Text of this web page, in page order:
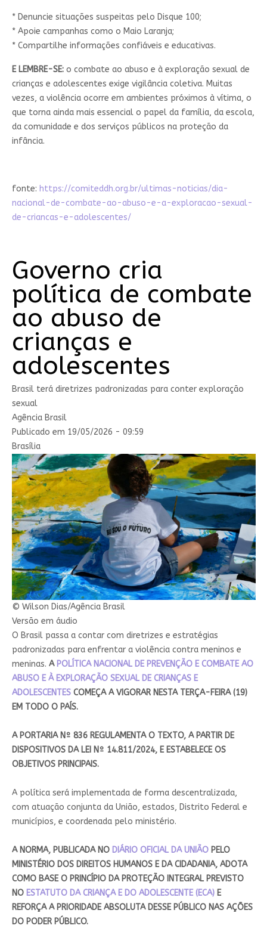
* Denuncie situações suspeitas pelo Disque 100;
* Apoie campanhas como o Maio Laranja;
* Compartilhe informações confiáveis e educativas.
E LEMBRE-SE:o combate ao abuso e à exploração sexual de
crianças e adolescentes exige vigilância coletiva. Muitas
vezes, a violência ocorre em ambientes próximos à vítima, o
que torna ainda mais essencial o papel da família, da escola,
da comunidade e dos serviços públicos na proteção da
infância.
fonte: https://comiteddh.org.br/ultimas-noticias/dia-
nacional-de-combate-ao-abuso-e-a-exploracao-sexual-
de-criancas-e-adolescentes/
Governo cria
política de combate
ao abuso de
crianças e
adolescentes
Brasil terá diretrizes padronizadas para conter exploração
sexual
Agência Brasil
Publicado em 19/05/2026 - 09:59
Brasília
© Wilson Dias/Agência Brasil
Versão em áudio
O Brasil passa a contar com diretrizes e estratégias
padronizadas para enfrentar a violência contra meninos e
meninas. A POLÍTICA NACIONAL DE PREVENÇÃO E COMBATE AO
ABUSO E À EXPLORAÇÃO SEXUAL DE CRIANÇAS E
ADOLESCENTESCOMEÇA A VIGORAR NESTA TERÇA-FEIRA (19)
EM TODO O PAÍS​.
A PORTARIA Nº 836 REGULAMENTA O TEXTO, A PARTIR DE
DISPOSITIVOS DA LEI Nº 14.811/2024, E ESTABELECE OS
OBJETIVOS PRINCIPAIS.
A política será implementada de forma descentralizada,
com atuação conjunta da União, estados, Distrito Federal e
municípios, e coordenada pelo ministério.
A NORMA, PUBLICADA NO DIÁRIO OFICIAL DA UNIÃOPELO
MINISTÉRIO DOS DIREITOS HUMANOS E DA CIDADANIA, ADOTA
COMO BASE O PRINCÍPIO DA PROTEÇÃO INTEGRAL PREVISTO
NO ESTATUTO DA CRIANÇA E DO ADOLESCENTE (ECA)E
REFORÇA A PRIORIDADE ABSOLUTA DESSE PÚBLICO NAS AÇÕES
DO PODER PÚBLICO.